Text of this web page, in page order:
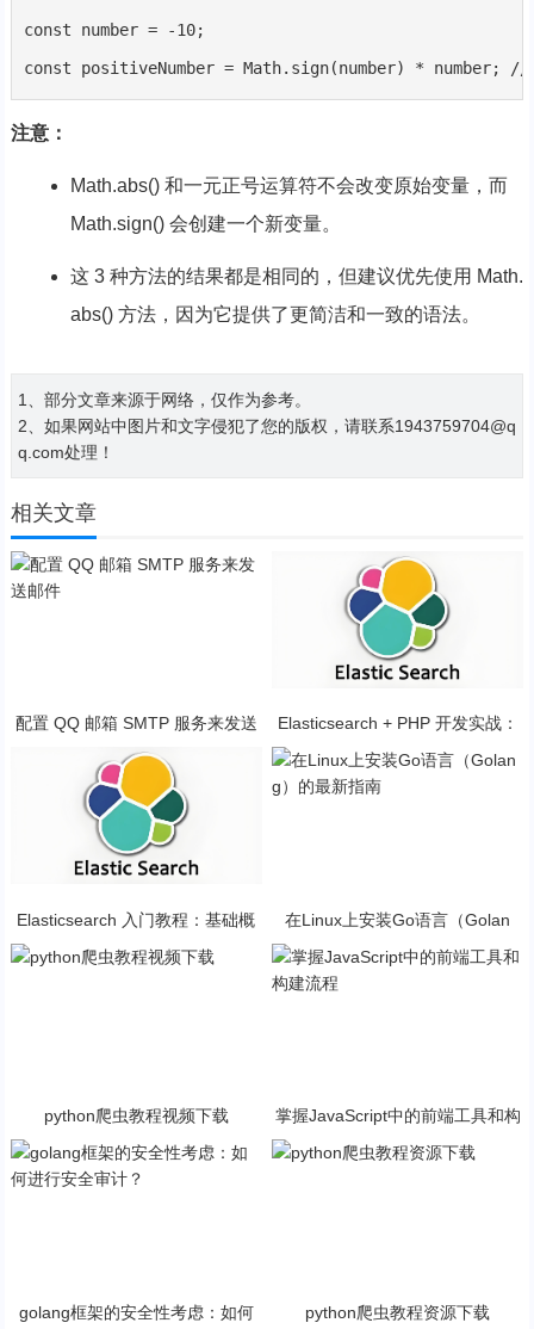
const number = -10;
const positiveNumber = Math.sign(number) * number; //
注意：
Math.abs() 和一元正号运算符不会改变原始变量，而
Math.sign() 会创建一个新变量。
这 3 种方法的结果都是相同的，但建议优先使用 Math.
abs() 方法，因为它提供了更简洁和一致的语法。
1、部分文章来源于网络，仅作为参考。
2、如果网站中图片和文字侵犯了您的版权，请联系1943759704@q
q.com处理！
相关文章
配置 QQ 邮箱 SMTP 服务来发送
邮件
Elasticsearch + PHP 开发实战：
从入门到应用
Elasticsearch 入门教程：基础概
在Linux上安装Go语言（Golan
python爬虫教程视频下载
掌握JavaScript中的前端工具和构
建流程
golang框架的安全性考虑：如何
python爬虫教程资源下载